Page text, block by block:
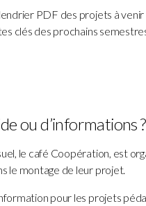
PDF des projets à
clés des prochains
ou d’informations ?
le café Coopération, est
le montage de leur projet.
pour les projets